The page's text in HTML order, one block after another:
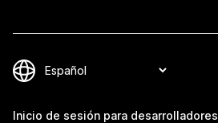
Inicio de sesión para desarrolladores